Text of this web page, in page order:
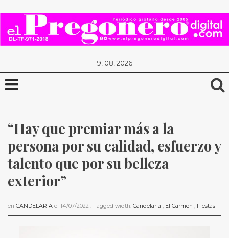
9, 08, 2026
“Hay que premiar más a la
persona por su calidad, esfuerzo y
talento que por su belleza
exterior”
en CANDELARIA el 14/07/2022 . Tagged width: Candelaria , El Carmen , Fiestas